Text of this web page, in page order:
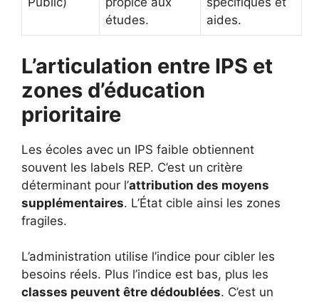
études.
aides.
L’articulation entre IPS et
zones d’éducation
prioritaire
Les écoles avec un IPS faible obtiennent
souvent les labels REP. C’est un critère
déterminant pour l’attribution des moyens
supplémentaires. L’État cible ainsi les zones
fragiles.
L’administration utilise l’indice pour cibler les
besoins réels. Plus l’indice est bas, plus les
classes peuvent être dédoublées. C’est un